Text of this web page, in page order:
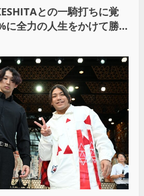
との一騎打ちに覚
に全力の人生をかけて勝